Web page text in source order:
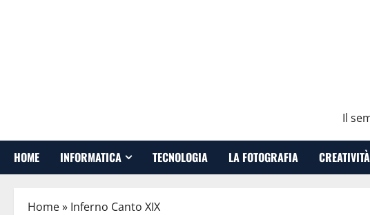
Il
HOME INFORMATICA TECNOLOGIA LA FOTOGRAFIA CREATIVITÀ
Home» Inferno Canto XIX